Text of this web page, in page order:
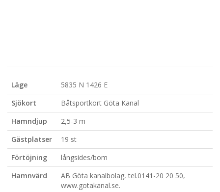
Läge
5835 N 1426 E
Sjökort
Båtsportkort Göta Kanal
Hamndjup
2,5-3 m
Gästplatser
19 st
Förtöjning
långsides/bom
Hamnvärd
AB Göta kanalbolag, tel.0141-20 20 50,
www.gotakanal.se.